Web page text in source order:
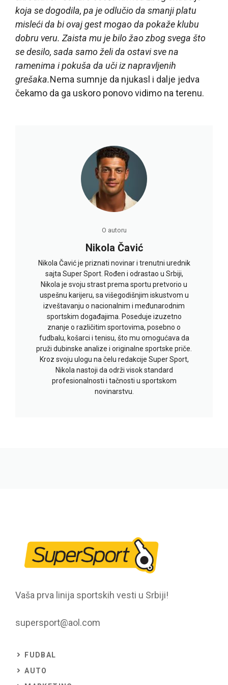
koja se dogodila, pa je odlučio da smanji platu
misleći da bi ovaj gest mogao da pokaže klubu
dobru veru. Zaista mu je bilo žao zbog svega što
se desilo, sada samo želi da ostavi sve na
ramenima i pokuša da uči iz napravljenih
grešaka.Nema sumnje da njukasl i dalje jedva
čekamo da ga uskoro ponovo vidimo na terenu.
O autoru
Nikola Čavić
Nikola Čavić je priznati novinar i trenutni urednik
sajta Super Sport. Rođen i odrastao u Srbiji,
Nikola je svoju strast prema sportu pretvorio u
uspešnu karijeru, sa višegodišnjim iskustvom u
izveštavanju o nacionalnim i međunarodnim
sportskim događajima. Poseduje izuzetno
znanje o različitim sportovima, posebno o
fudbalu, košarci i tenisu, što mu omogućava da
pruži dubinske analize i originalne sportske priče.
Kroz svoju ulogu na čelu redakcije Super Sport,
Nikola nastoji da održi visok standard
profesionalnosti i tačnosti u sportskom
novinarstvu.
Vaša prva linija sportskih vesti u Srbiji!
supersport@aol.com
FUDBAL
AUTO